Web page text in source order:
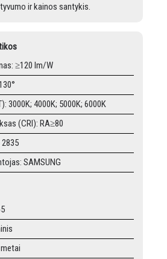
ir kainos santykis.
≥120 lm/W
3000K; 4000K; 5000K; 6000K
(CRI): RA≥80
SAMSUNG